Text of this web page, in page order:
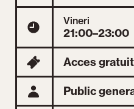
Vineri
21:00–23:00
Acces gratuit
Public